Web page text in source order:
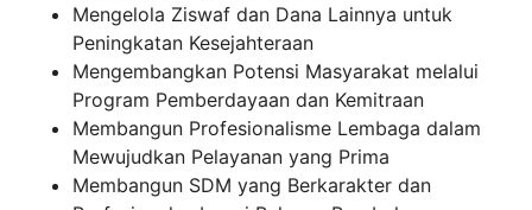
Mengelola Ziswaf dan Dana Lainnya untuk
Peningkatan Kesejahteraan
Mengembangkan Potensi Masyarakat melalui
Program Pemberdayaan dan Kemitraan
Membangun Profesionalisme Lembaga dalam
Mewujudkan Pelayanan yang Prima
Membangun SDM yang Berkarakter dan